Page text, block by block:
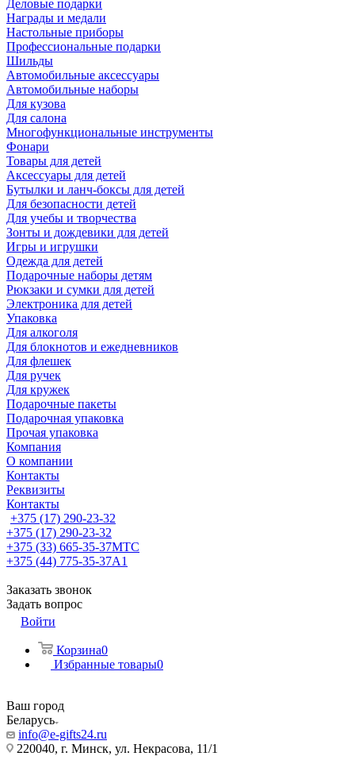
Деловые подарки
Награды и медали
Настольные приборы
Профессиональные подарки
Шильды
Автомобильные аксессуары
Автомобильные наборы
Для кузова
Для салона
Многофункциональные инструменты
Фонари
Товары для детей
Аксессуары для детей
Бутылки и ланч-боксы для детей
Для безопасности детей
Для учебы и творчества
Зонты и дождевики для детей
Игры и игрушки
Одежда для детей
Подарочные наборы детям
Рюкзаки и сумки для детей
Электроника для детей
Упаковка
Для алкоголя
Для блокнотов и ежедневников
Для флешек
Для ручек
Для кружек
Подарочные пакеты
Подарочная упаковка
Прочая упаковка
Компания
О компании
Контакты
Реквизиты
Контакты
+375 (17) 290-23-32
+375 (17) 290-23-32
+375 (33) 665-35-37МТС
+375 (44) 775-35-37А1
Заказать звонок
Задать вопрос
Войти
Корзина0
Избранные товары0
Ваш город
Беларусь
info@e-gifts24.ru
220040, г. Минск, ул. Некрасова, 11/1